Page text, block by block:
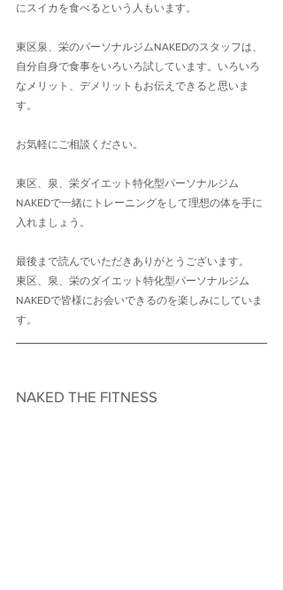
にスイカを食べるという人もいます。
東区泉、栄のパーソナルジムNAKEDのスタッフは、
自分自身で食事をいろいろ試しています。いろいろ
なメリット、デメリットもお伝えできると思いま
す。
お気軽にご相談ください。
東区、泉、栄ダイエット特化型パーソナルジム
NAKEDで一緒にトレーニングをして理想の体を手に
入れましょう。
最後まで読んでいただきありがとうございます。
東区、泉、栄のダイエット特化型パーソナルジム
NAKEDで皆様にお会いできるのを楽しみにしていま
す。
NAKED THE FITNESS